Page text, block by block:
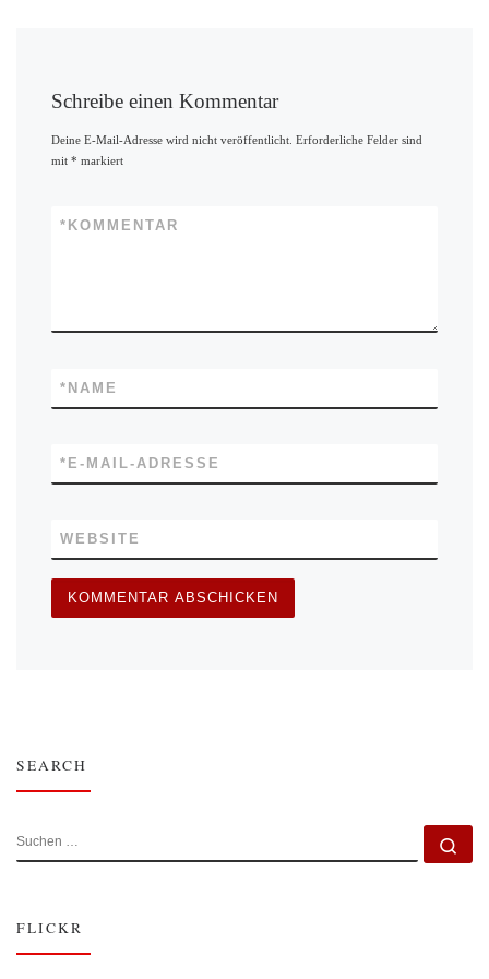
Schreibe einen Kommentar
Deine E-Mail-Adresse wird nicht veröffentlicht. Erforderliche Felder sind
mit* markiert
KOMMENTAR
*
NAME
*
E-MAIL-ADRESSE
*
WEBSITE
SEARCH
SUCHE
FLICKR